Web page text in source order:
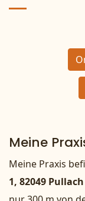
Meine
Meine Praxis
1, 82049